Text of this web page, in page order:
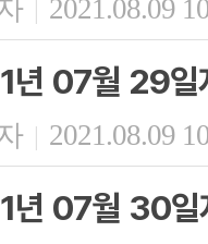
| 2021.08.09
07월 29일
| 2021.08.09
07월 30일